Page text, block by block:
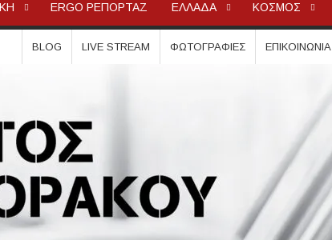
στην Κασσάνδρα
και πρόστιμα μετά τους ελέγχους
Δικαίωση της διεκδίκησης του Δήμου Πολυγύρου
ύδρευση και αποχέτευση
Μακεδονίας
ERGO ΡΕΠΟΡΤΑΖ ΕΛΛΑΔΑ ΚΟΣΜΟΣ
BLOG LIVE STREAM ΦΩΤΟΓΡΑΦΊΕΣ ΕΠΙΚΟΙΝΩΝΊΑ